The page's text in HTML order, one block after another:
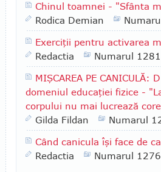
Chinul toamnei - "Sfânta
Rodica Demian
Exerciţii pentru activarea
Redactia
Numarul 1281
MIŞCAREA PE CANICULĂ:
domeniul educaţiei fizice -
corpului nu mai lucrează
Gilda Fildan
Numarul
Când canicula îşi face de
Redactia
Numarul 1276